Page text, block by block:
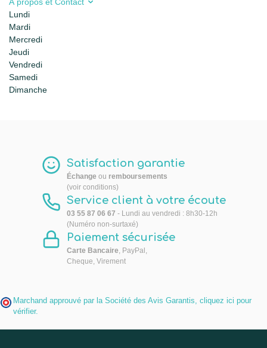
À propos et Contact
Lundi
Mardi
Mercredi
Jeudi
Vendredi
Samedi
Dimanche
Satisfaction garantie
Échange ou remboursements
(voir conditions)
Service client à votre écoute
03 55 87 06 67 - Lundi au vendredi : 8h30-12h
(Numéro non-surtaxé)
Paiement sécurisée
Carte Bancaire, PayPal,
Cheque, Virement
Marchand approuvé par la Société des Avis Garantis, cliquez ici pour
vérifier.